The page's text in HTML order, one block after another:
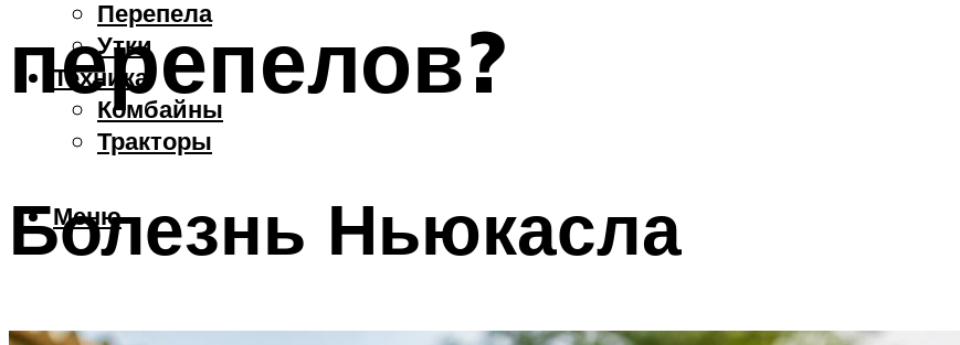
Перепела
Утки
Техника
Комбайны
Тракторы
Меню
перепелов?
Болезнь Ньюкасла